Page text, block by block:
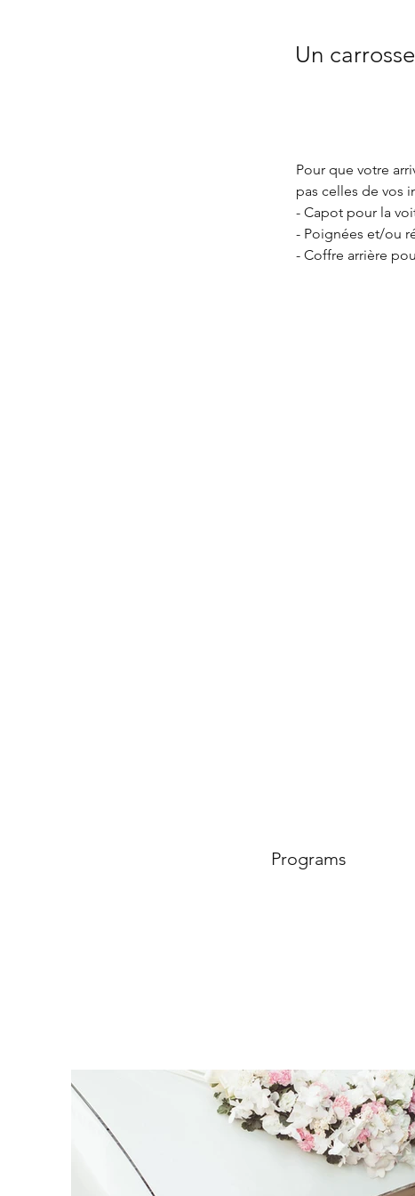
Un
Pour que votre
pas celles de vos
- Capot pour la
- Poignées et/ou
- Coffre arrière
Programs